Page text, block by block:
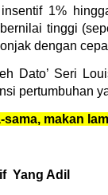
1%
tinggi
dengan
Dato’ Seri
pertumbuhan
makan
Yang Adil